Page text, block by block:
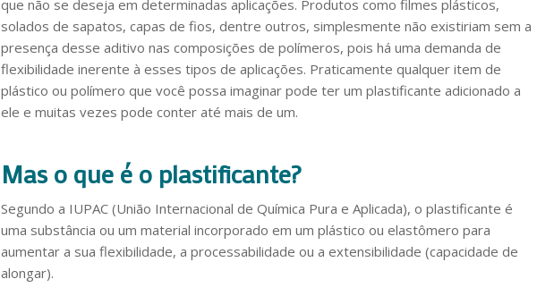
que não se deseja em determinadas aplicações. Produtos como filmes plásticos,
solados de sapatos, capas de fios, dentre outros, simplesmente não existiriam sem a
presença desse aditivo nas composições de polímeros, pois há uma demanda de
flexibilidade inerente à esses tipos de aplicações. Praticamente qualquer item de
plástico ou polímero que você possa imaginar pode ter um plastificante adicionado a
ele e muitas vezes pode conter até mais de um.
Mas o que é o plastificante?
Segundo a IUPAC (União Internacional de Química Pura e Aplicada), o plastificante é
uma substância ou um material incorporado em um plástico ou elastômero para
aumentar a sua flexibilidade, a processabilidade ou a extensibilidade (capacidade de
alongar).